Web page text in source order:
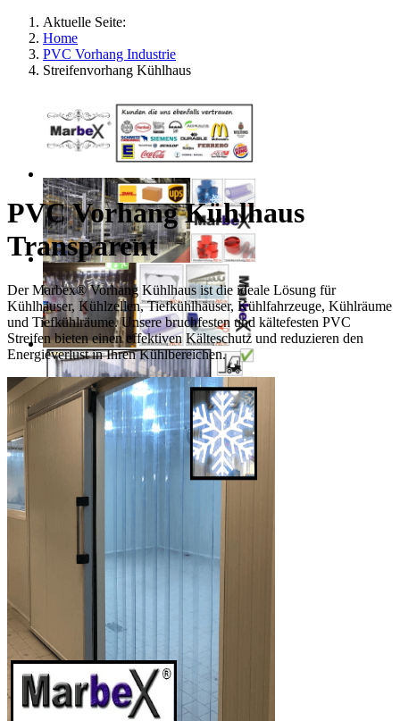
Aktuelle Seite:
Home
PVC Vorhang Industrie
Streifenvorhang Kühlhaus
PVC Vorhang Kühlhaus
Transparent
Der Marbex® Vorhang Kühlhaus ist die ideale Lösung für
Kühlhäuser, Kühlzellen, Tiefkühlhäuser, Kühlfahrzeuge, Kühlräume
und Tiefkühlräume. Unsere bruchfesten und kältefesten PVC
Streifen bieten einen effektiven Kälteschutz und reduzieren den
Energieverlust in Ihren Kühlbereichen.